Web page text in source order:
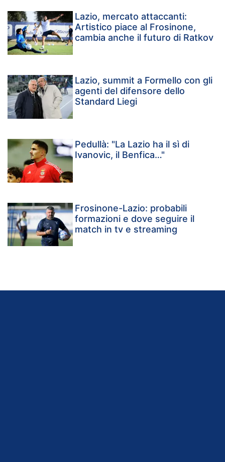
Lazio, mercato attaccanti:
Artistico piace al Frosinone,
cambia anche il futuro di Ratkov
Lazio, summit a Formello con gli
agenti del difensore dello
Standard Liegi
Pedullà: "La Lazio ha il sì di
Ivanovic, il Benfica…"
Frosinone-Lazio: probabili
formazioni e dove seguire il
match in tv e streaming